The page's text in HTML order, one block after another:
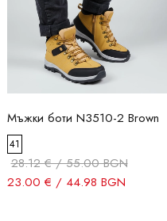
Мъжки боти N3510-2 Brown
41
28.12 € / 55.00 BGN
23.00 € / 44.98 BGN